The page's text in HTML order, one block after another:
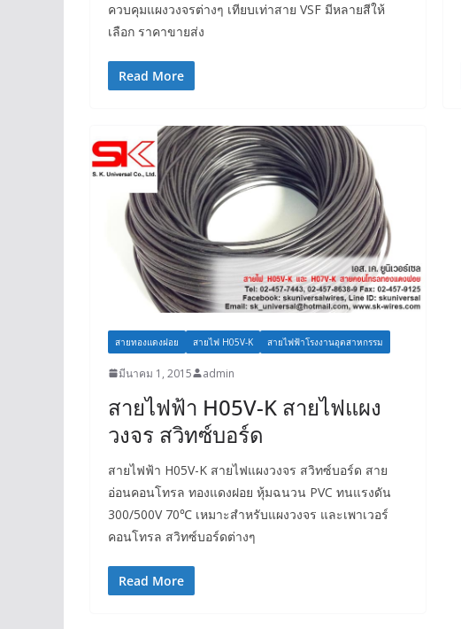
ควบคุมแผงวงจรต่างๆ เทียบเท่าสาย VSF มีหลายสีให้
เลือก ราคาขายส่ง
Read More
สายทองแดงฝอย สายไฟ H05V-K สายไฟฟ้าโรงงานอุตสาหกรรม
มีนาคม 1, 2015 admin
สายไฟฟ้า H05V-K สายไฟแผง
วงจร สวิทซ์บอร์ด
สายไฟฟ้า H05V-K สายไฟแผงวงจร สวิทซ์บอร์ด สาย
อ่อนคอนโทรล ทองแดงฝอย หุ้มฉนวน PVC ทนแรงดัน
300/500V 70℃ เหมาะสำหรับแผงวงจร และเพาเวอร์
คอนโทรล สวิทซ์บอร์ดต่างๆ
Read More